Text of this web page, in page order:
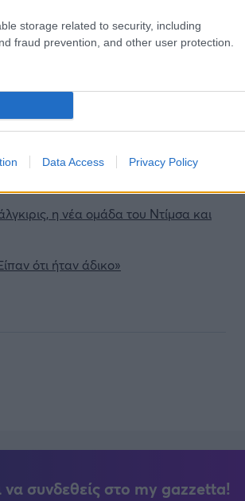
storage related to security, including
fraud prevention, and other user protection.
Data Access Privacy Policy
υπερπλήρες Πρόγραμμα TV του
η νέα ομάδα του Ντίμσα και
ότι ήταν άδικο»
να συνδεθείς στο my gazzetta!